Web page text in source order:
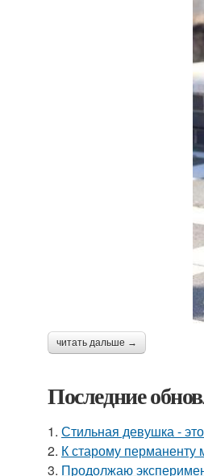
читать дальше →
Последние
1. Стильная девушка -
2. К старому перманенту
3. Продолжаю